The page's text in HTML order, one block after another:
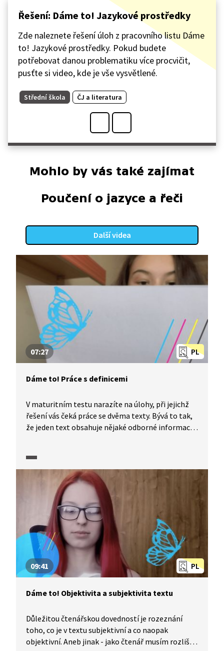
Řešení: Dáme to! Jazykové prostředky
Zde naleznete řešení úloh z pracovního listu Dáme
to! Jazykové prostředky. Pokud budete
potřebovat danou problematiku více procvičit,
pusťte si video, kde je vše vysvětlené.
Střední škola ČJ a literatura
Mohlo by vás také zajímat
Poučení o jazyce a řeči
Další videa
PL
07:27
Dáme to! Práce s definicemi
V maturitním testu narazíte na úlohy, při jejichž
řešení vás čeká práce se dvěma texty. Bývá to tak,
že jeden text obsahuje nějaké odborné informace,
postupovat při řešení tohoto typu úloh.
PL
09:41
Dáme to! Objektivita a subjektivita textu
Důležitou čtenářskou dovedností je rozeznání
toho, co je v textu subjektivní a co naopak
objektivní. Aneb jinak - jako čtenář musím rozlišit,